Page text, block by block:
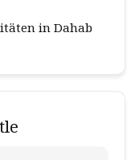
in Dahab